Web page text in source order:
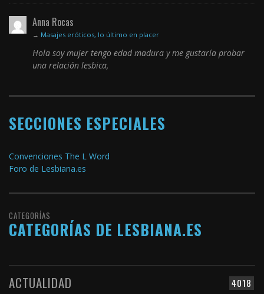
Anna Rocas
→ Masajes eróticos, lo último en placer
Hola soy mujer tengo edad madura y me gustaría probar
una relación lesbica,
SECCIONES ESPECIALES
Convenciones The L Word
Foro de Lesbiana.es
CATEGORÍAS
CATEGORÍAS DE LESBIANA.ES
4018
ACTUALIDAD